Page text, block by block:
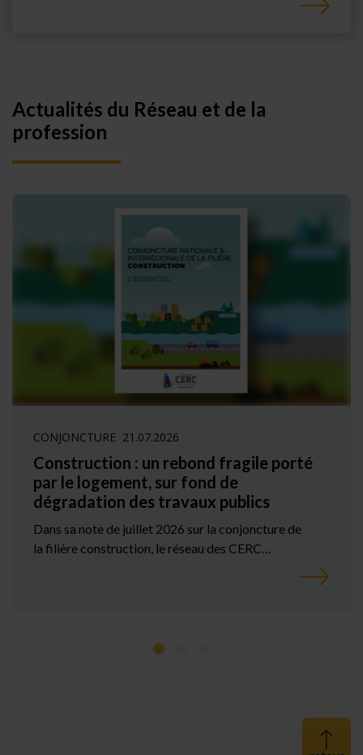
Actualités du Réseau et de la
profession
CONJONCTURE 21.07.2026
Construction : un rebond fragile porté
par le logement, sur fond de
dégradation des travaux publics
Dans sa note de juillet 2026 sur la conjoncture de
la filière construction, le réseau des CERC…